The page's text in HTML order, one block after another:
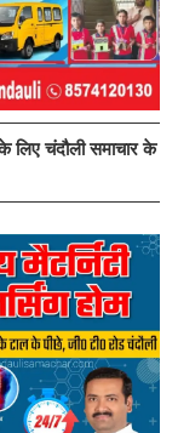
चंदौली समाचार के